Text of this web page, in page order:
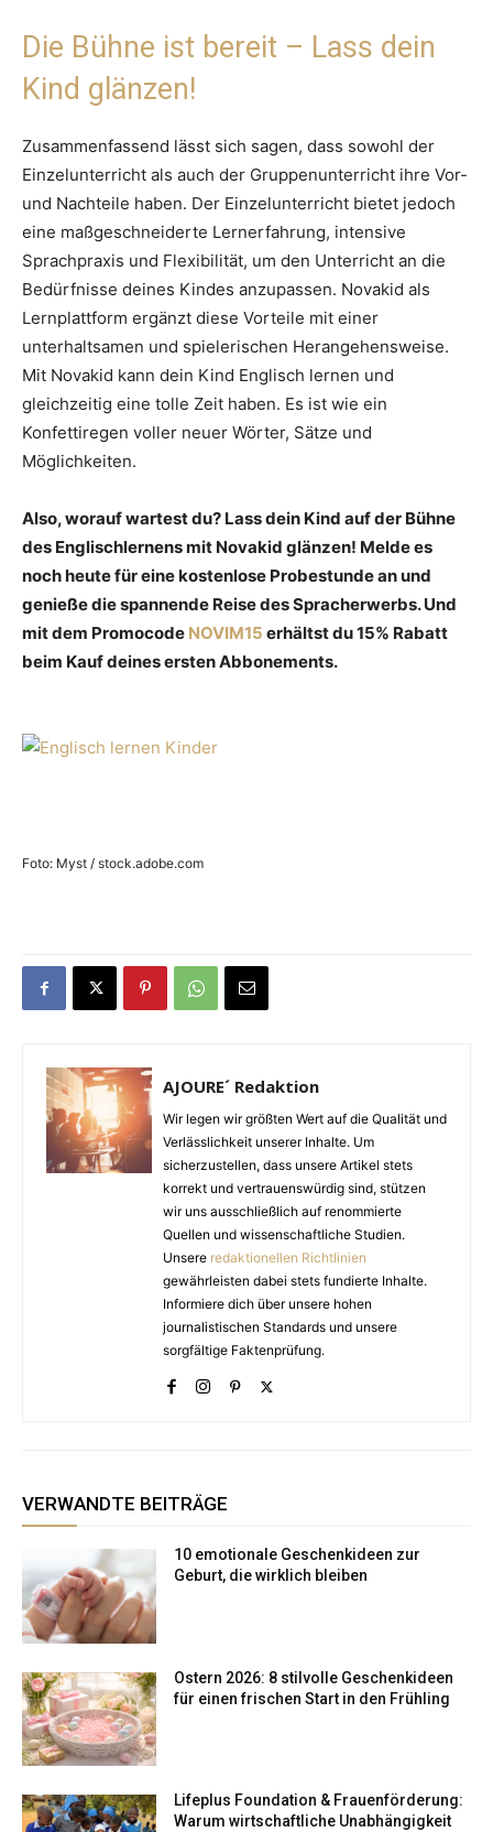
Die Bühne ist bereit – Lass dein
Kind glänzen!
Zusammenfassend lässt sich sagen, dass sowohl der
Einzelunterricht als auch der Gruppenunterricht ihre Vor-
und Nachteile haben. Der Einzelunterricht bietet jedoch
eine maßgeschneiderte Lernerfahrung, intensive
Sprachpraxis und Flexibilität, um den Unterricht an die
Bedürfnisse deines Kindes anzupassen. Novakid als
Lernplattform ergänzt diese Vorteile mit einer
unterhaltsamen und spielerischen Herangehensweise.
Mit Novakid kann dein Kind Englisch lernen und
gleichzeitig eine tolle Zeit haben. Es ist wie ein
Konfettiregen voller neuer Wörter, Sätze und
Möglichkeiten.
Also, worauf wartest du? Lass dein Kind auf der Bühne
des Englischlernens mit Novakid glänzen! Melde es
noch heute für eine kostenlose Probestunde an und
genieße die spannende Reise des Spracherwerbs. Und
mit dem Promocode NOVIM15 erhältst du 15% Rabatt
beim Kauf deines ersten Abbonements.
Foto: Myst / stock.adobe.com
AJOURE´ Redaktion
Wir legen wir größten Wert auf die Qualität und
Verlässlichkeit unserer Inhalte. Um
sicherzustellen, dass unsere Artikel stets
korrekt und vertrauenswürdig sind, stützen
wir uns ausschließlich auf renommierte
Quellen und wissenschaftliche Studien.
Unsere redaktionellen Richtlinien
gewährleisten dabei stets fundierte Inhalte.
Informiere dich über unsere hohen
journalistischen Standards und unsere
sorgfältige Faktenprüfung.
VERWANDTE BEITRÄGE
10 emotionale Geschenkideen zur
Geburt, die wirklich bleiben
Ostern 2026: 8 stilvolle Geschenkideen
für einen frischen Start in den Frühling
Lifeplus Foundation & Frauenförderung:
Warum wirtschaftliche Unabhängigkeit